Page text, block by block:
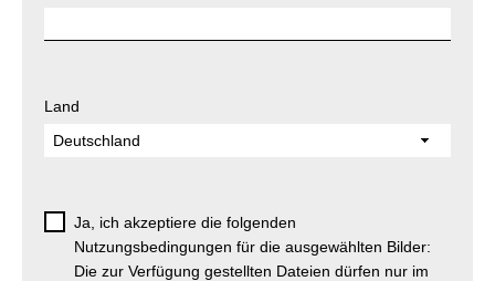
Land
Ja, ich akzeptiere die folgenden
Nutzungsbedingungen für die ausgewählten Bilder:
Die zur Verfügung gestellten Dateien dürfen nur im